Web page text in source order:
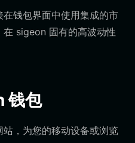
在钱包界面中使用集成的市
在 sigeon 固有的高波动性
钱包
站，为您的移动设备或浏览